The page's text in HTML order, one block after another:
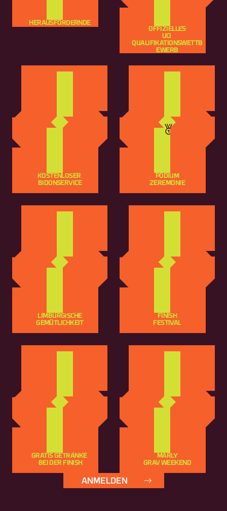
HERAUSFORDERNDE
OFFIZIELLES
UCI
QUALIFIKATIONSWETTB
EWERB
KOSTENLOSER
BIDONSERVICE
PODIUM
ZEREMONIE
LIMBURGISCHE
GEMÜTLICHKEIT
FINISH
FESTIVAL
GRATIS GETRÄNKE
BEI DER FINISH
MARLY
GRAV WEEKEND
ANMELDEN